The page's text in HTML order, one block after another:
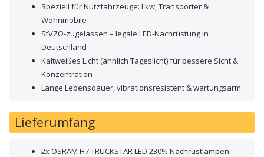
Speziell für Nutzfahrzeuge: Lkw, Transporter &
Wohnmobile
StVZO-zugelassen – legale LED-Nachrüstung in
Deutschland
Kaltweißes Licht (ähnlich Tageslicht) für bessere Sicht &
Konzentration
Lange Lebensdauer, vibrationsresistent & wartungsarm
Lieferumfang
2x OSRAM H7 TRUCKSTAR LED 230% Nachrüstlampen